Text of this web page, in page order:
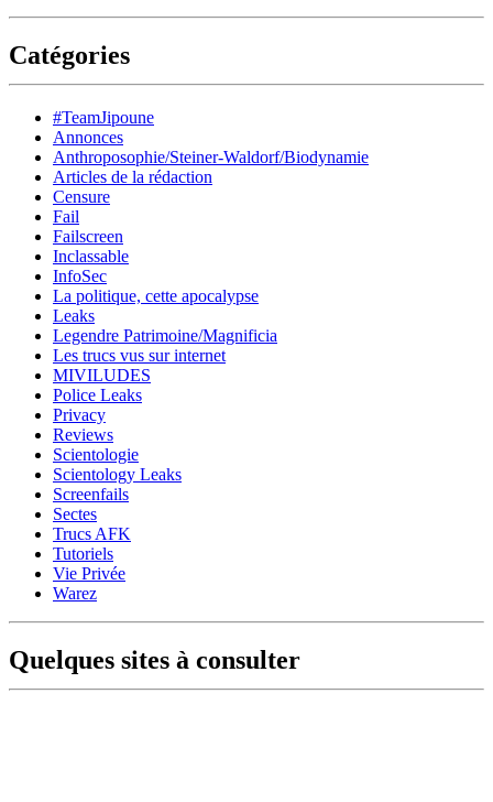
Catégories
#TeamJipoune
Annonces
Anthroposophie/Steiner-Waldorf/Biodynamie
Articles de la rédaction
Censure
Fail
Failscreen
Inclassable
InfoSec
La politique, cette apocalypse
Leaks
Legendre Patrimoine/Magnificia
Les trucs vus sur internet
MIVILUDES
Police Leaks
Privacy
Reviews
Scientologie
Scientology Leaks
Screenfails
Sectes
Trucs AFK
Tutoriels
Vie Privée
Warez
Quelques sites à consulter